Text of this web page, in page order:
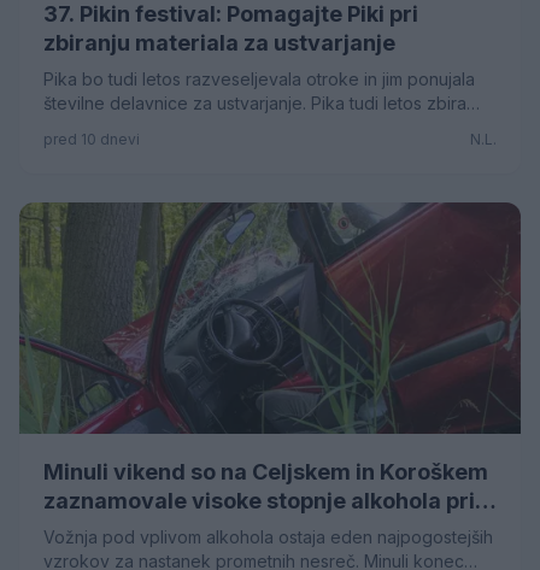
37. Pikin festival: Pomagajte Piki pri
zbiranju materiala za ustvarjanje
Pika bo tudi letos razveseljevala otroke in jim ponujala
številne delavnice za ustvarjanje. Pika tudi letos zbira
pred 10 dnevi N.L.
Minuli vikend so na Celjskem in Koroškem
zaznamovale visoke stopnje alkohola pri
voznikih
Vožnja pod vplivom alkohola ostaja eden najpogostejših
vzrokov za nastanek prometnih nesreč. Minuli konec